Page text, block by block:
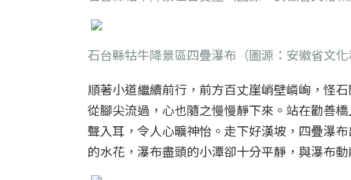
石台縣牯牛降景區四疊瀑布（圖源：安徽省文化
順著小道繼續前行，前方百丈崖峭壁嶙峋，怪
從腳尖流過，心也隨之慢慢靜下來。站在勸善
聲入耳，令人心曠神怡。走下好漢坡，四疊瀑
的水花，瀑布盡頭的小潭卻十分平靜，與瀑布